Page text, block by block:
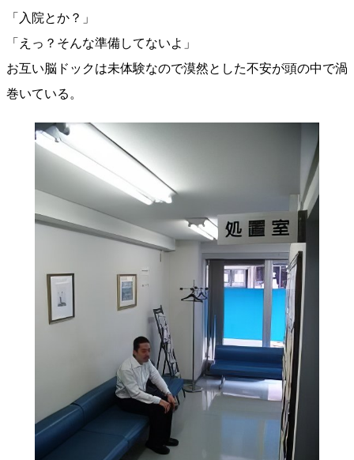
「入院とか？」
「えっ？そんな準備してないよ」
お互い脳ドックは未体験なので漠然とした不安が頭の中で渦
巻いている。